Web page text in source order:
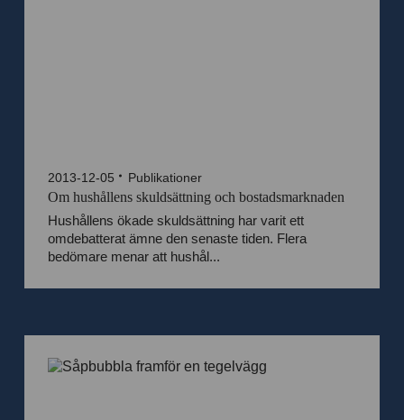
2013-12-05 Publikationer
Om hushållens skuldsättning och bostadsmarknaden
Hushållens ökade skuldsättning har varit ett
omdebatterat ämne den senaste tiden. Flera
bedömare menar att hushål...